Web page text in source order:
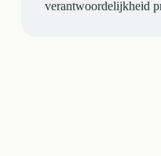
verantwoordelijkheid